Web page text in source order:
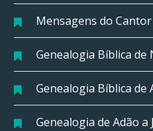
Mensagens do
Genealogia Bíblica de
Genealogia Bíblica de
Genealogia de Adão a